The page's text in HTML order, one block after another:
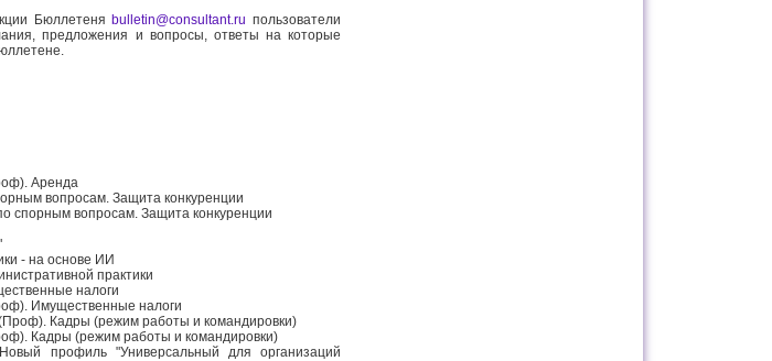
Бюллетеня bulletin@consultant.ru пользователи
предложения и вопросы, ответы на которые
Аренда
вопросам. Защита конкуренции
вопросам. Защита конкуренции
- на основе ИИ
практики
налоги
Имущественные налоги
Кадры (режим работы и командировки)
Кадры (режим работы и командировки)
профиль "Универсальный для организаций